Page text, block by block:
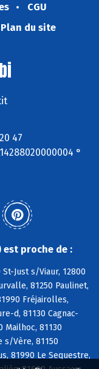
CGU
Plan du site
47
°
est proche de :
Just s/Viaur, 12800
81250 Paulinet,
Fréjairolles,
d, 81130 Cagnac-
Mailhoc, 81130
s/Vère, 81150
81990 Le Sequestre,